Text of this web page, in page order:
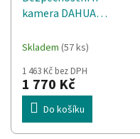
kamera DAHUA
HDW1439V-A-IL Bílá
Skladem (57 ks)
1 463 Kč bez DPH
1 770 Kč
Do košíku